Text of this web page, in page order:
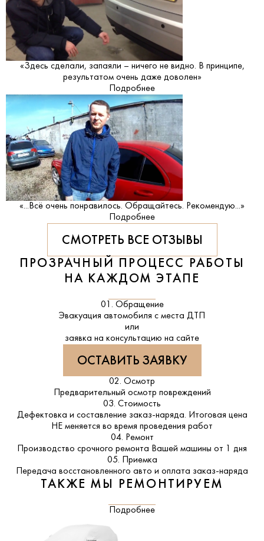
«Здесь сделали, запаяли – ничего не видно. В принципе,
результатом очень даже доволен»
Подробнее
«...Всё очень понравилось. Обращайтесь. Рекомендую...»
Подробнее
СМОТРЕТЬ ВСЕ ОТЗЫВЫ
ПРОЗРАЧНЫЙ ПРОЦЕСС РАБОТЫ
НА КАЖДОМ ЭТАПЕ
01. Обращение
Эвакуация автомобиля с места ДТП
или
заявка на консультацию на сайте
ОСТАВИТЬ ЗАЯВКУ
02. Осмотр
Предварительный осмотр повреждений
03. Стоимость
Дефектовка и составление заказ-наряда. Итоговая цена
НЕ меняется во время проведения работ
04. Ремонт
Производство срочного ремонта Вашей машины от 1 дня
05. Приемка
Передача восстановленного авто и оплата заказ-наряда
ТАКЖЕ МЫ РЕМОНТИРУЕМ
Подробнее